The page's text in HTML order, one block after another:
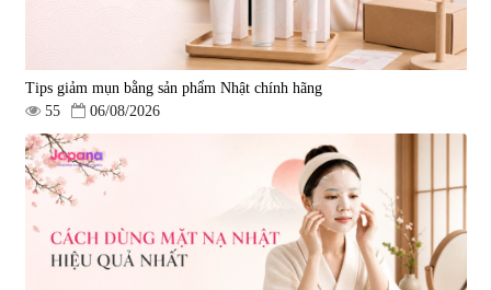
Tips giảm mụn bằng sản phẩm Nhật chính hãng
55
06/08/2026